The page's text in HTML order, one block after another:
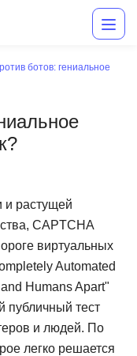
ботов: гениальное
и растущей
CAPTCHA
виртуальных
Automated
Humans Apart"
публичный тест
и людей. По
легко решается